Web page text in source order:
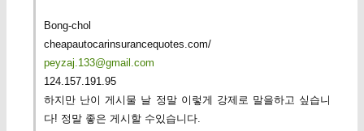
Bong-chol
cheapautocarinsurancequotes.com/
peyzaj.133@gmail.com
124.157.191.95
하지만 난이 게시물 날 정말 이렇게 강제로 말을하고 싶습니
다! 정말 좋은 게시할 수있습니다.